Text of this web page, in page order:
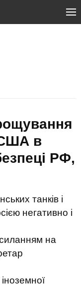
США в
РФ,
танків і
негативно і
на